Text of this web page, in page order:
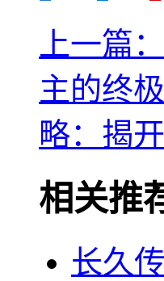
上一篇
主的终
略：揭
相关推
长久